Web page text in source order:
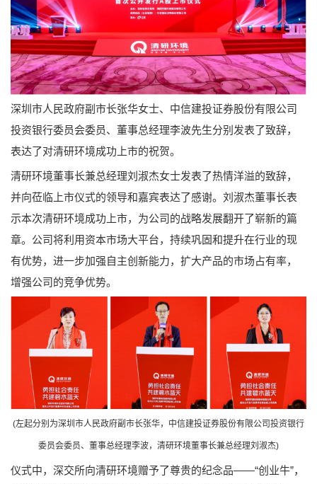
深圳市人民政府副市长张华女士、中信建投证券股份有限公司
投资银行委员会委员、董事总经理李波先生分别发表了致辞，
表达了对清研环境成功上市的祝贺。
清研环境董事长兼总经理刘淑杰女士发表了热情洋溢的致辞，
并向莅临上市仪式的领导和嘉宾表达了感谢。刘淑杰董事长表
示本次清研环境成功上市，为公司的战略发展翻开了崭新的篇
章。公司将利用资本市场大平台，持续巩固和提升在行业的现
有优势，进一步加强自主创新能力，扩大产品的市场占有率，
增强公司的竞争优势。
(左起分别为深圳市人民政府副市长张华，中信建投证券股份有限公司投资银行
委员会委员、董事总经理李波，清研环境董事长兼总经理刘淑杰)
仪式中，深交所向清研环境赠予了尊贵的纪念品——“创业牛”，